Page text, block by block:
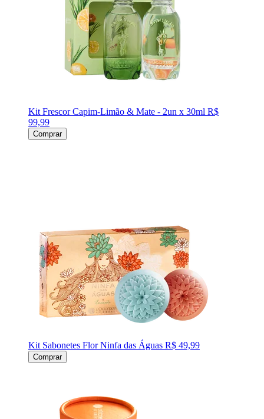
Kit Frescor Capim-Limão & Mate - 2un x 30ml R$
99,99
Comprar
Kit Sabonetes Flor Ninfa das Águas R$ 49,99
Comprar